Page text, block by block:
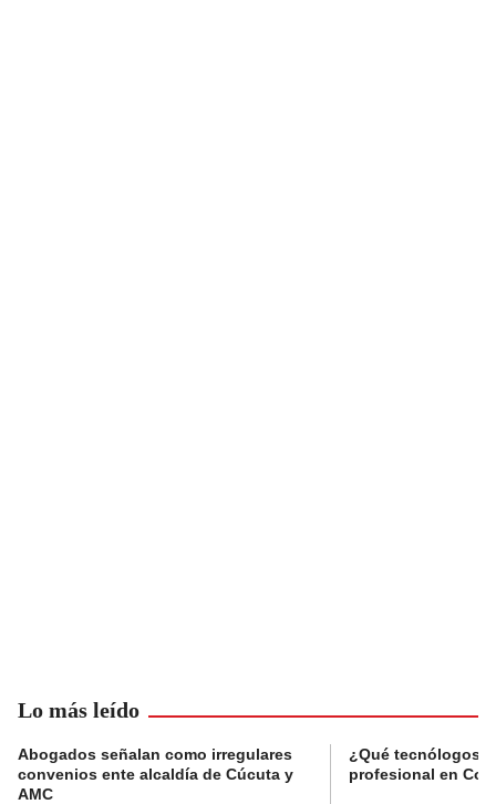
Lo más leído
Abogados señalan como irregulares
convenios ente alcaldía de Cúcuta y
AMC
¿Qué tecnólogos
profesional en